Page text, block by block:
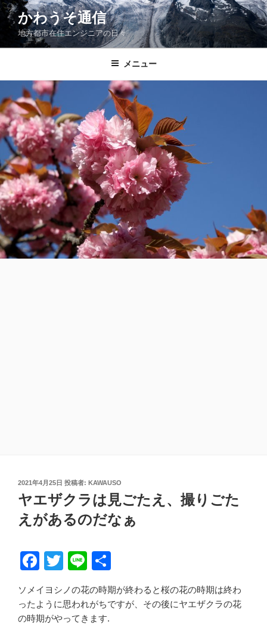
コ
ン
ン
キ
ッ
プ
かわうそ通信
地方都市在住エンジニアの日々
メニュー
投
稿
日:
2021年4月25日 投稿者: KAWAUSO
ヤエザクラは見ごたえ、撮りごた
えがあるのだなぁ
F
c
e
T
tt
er
Li
e
有
ソメイヨシノの花の時期が終わると桜の花の時期は終わ
ったように思われがちですが、その後にヤエザクラの花
の時期がやってきます.